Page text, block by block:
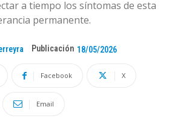
a tiempo los síntomas de esta
permanente.
Publicación 18/05/2026
Facebook X
Email